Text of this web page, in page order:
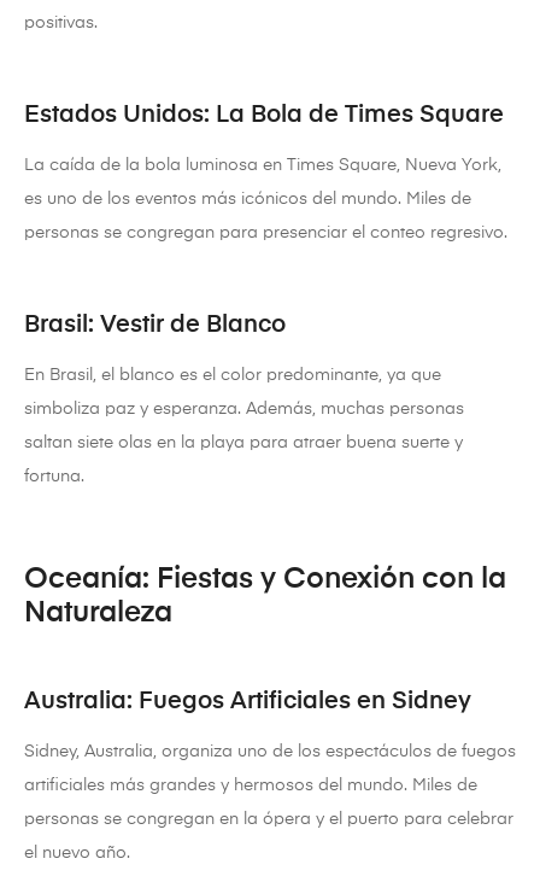
positivas.
Estados Unidos: La Bola de Times Square
La caída de la bola luminosa en Times Square, Nueva York,
es uno de los eventos más icónicos del mundo. Miles de
personas se congregan para presenciar el conteo regresivo.
Brasil: Vestir de Blanco
En Brasil, el blanco es el color predominante, ya que
simboliza paz y esperanza. Además, muchas personas
saltan siete olas en la playa para atraer buena suerte y
fortuna.
Oceanía: Fiestas y Conexión con la
Naturaleza
Australia: Fuegos Artificiales en Sidney
Sidney, Australia, organiza uno de los espectáculos de fuegos
artificiales más grandes y hermosos del mundo. Miles de
personas se congregan en la ópera y el puerto para celebrar
el nuevo año.